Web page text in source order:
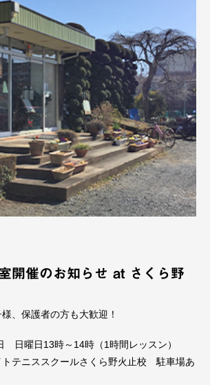
開催のお知らせ at さくら野
、保護者の方も大歓迎！
日曜日13時～14時（1時間レッスン）
テニススクールさくら野火止校 駐車場あ